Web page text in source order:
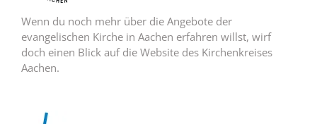
Wenn du noch mehr über die Angebote der
evangelischen Kirche in Aachen erfahren willst, wirf
doch einen Blick auf die Website des Kirchenkreises
Aachen.